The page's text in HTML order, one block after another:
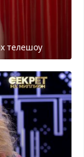
телешоу